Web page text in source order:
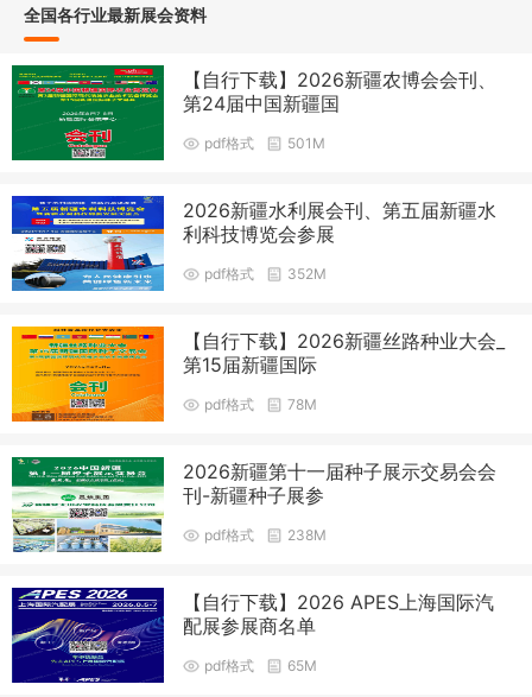
全国各行业最新展会资料
【自行下载】2026新疆农博会会刊、
第24届中国新疆国
pdf格式 501M
2026新疆水利展会刊、第五届新疆水
利科技博览会参展
pdf格式 352M
【自行下载】2026新疆丝路种业大会_
第15届新疆国际
pdf格式 78M
2026新疆第十一届种子展示交易会会
刊-新疆种子展参
pdf格式 238M
【自行下载】2026 APES上海国际汽
配展参展商名单
pdf格式 65M